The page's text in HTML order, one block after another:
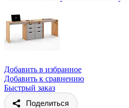
Добавить в избранное
Добавить к сравнению
Быстрый заказ
Поделиться